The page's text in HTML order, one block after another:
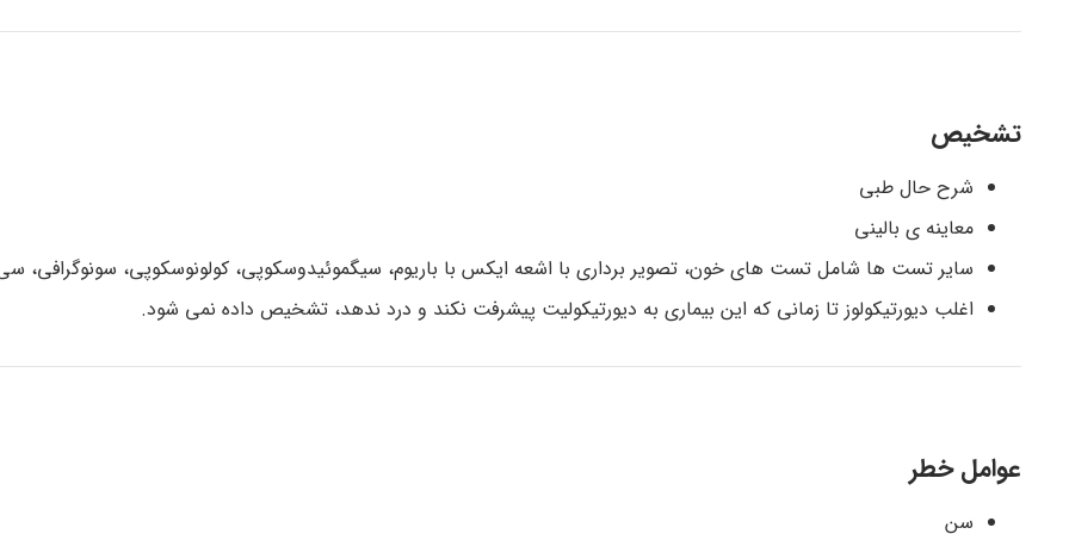
تشخیص
شرح حال طبی
معاینه ی بالینی
سایر تست ها شامل تست های خون، تصویر برداری با اشعه ایکس با باریوم، سیگموئیدوسکوپی، کولونوسکوپی، سونوگرافی،
اغلب دیورتیکولوز تا زمانی که این بیماری به دیورتیکولیت پیشرفت نکند و درد ندهد، تشخیص داده نمی شود.
عوامل خطر
سن